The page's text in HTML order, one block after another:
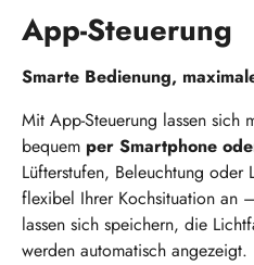
App-Steuerung
Smarte Bedienung,
Mit App-Steuerung lassen sich
bequem per Smartphone
Lüfterstufen, Beleuchtung oder
flexibel Ihrer Kochsituation an
lassen sich speichern, die
werden automatisch angezeigt.